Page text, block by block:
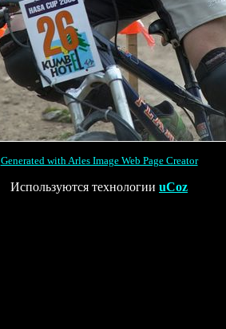
Generated with Arles Image Web Page Creator
Используются технологии uCoz